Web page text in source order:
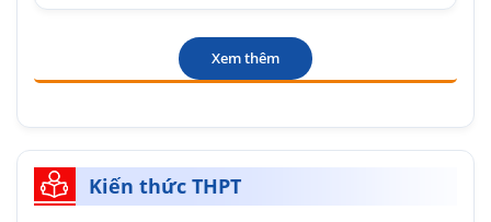
Xem thêm
Kiến thức THPT